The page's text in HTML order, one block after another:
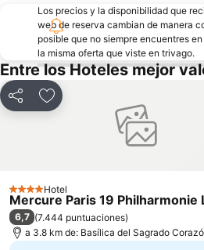
Gare du Nord Metro Station
Faubourg Saint Germain
Distrito III: Temple
Mercado de las Pulgas de la Puerta de Montreuil
Estadio Parque de Príncipes
Orsay
Estación de París-Lyon
Los precios y la disponibilidad que
web de reserva cambian de manera
posible que no siempre encuentres
la misma oferta que viste en trivago.
Entre los Hoteles mejor
CompartirAñadir a favoritos
4 Estrellas
Hotel
Mercure Paris 19 Philharmonie
6,7 (7.444 puntuaciones)
a 3.8 km de: Basílica del Sagrado